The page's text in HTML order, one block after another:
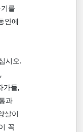
를
안에
시오.
가들,
과
살이
꼭